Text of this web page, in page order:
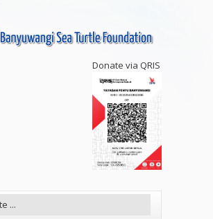
Donate via QRIS